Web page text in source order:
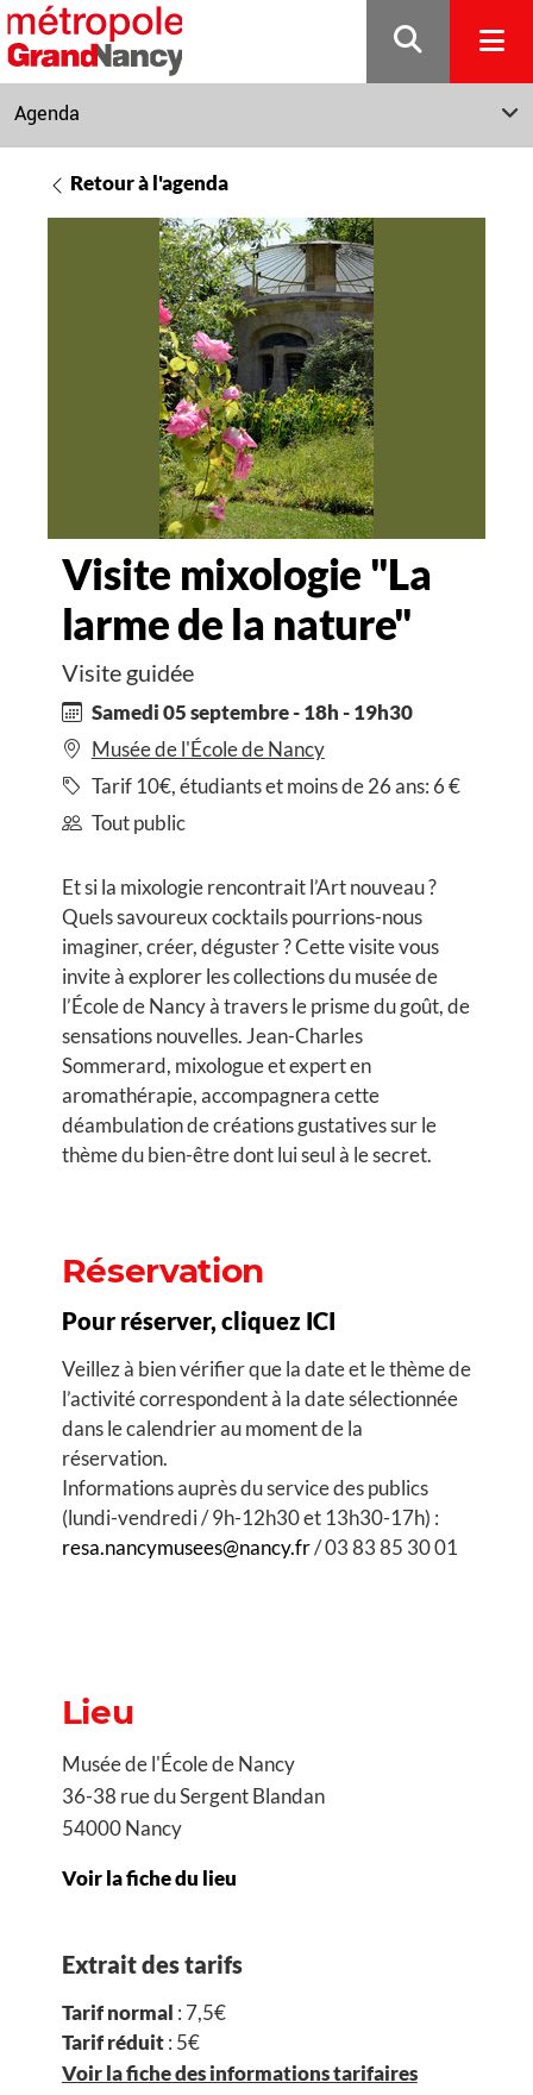
Gestion de vos préférences sur les cookies
Agenda
Retour à l'agenda
Visite mixologie "La
larme de la nature"
Visite guidée
Samedi 05 septembre - 18h - 19h30
Musée de l'École de Nancy
Tarif 10€, étudiants et moins de 26 ans: 6 €
Tout public
Et si la mixologie rencontrait l’Art nouveau ?
Quels savoureux cocktails pourrions-nous
imaginer, créer, déguster ? Cette visite vous
invite à explorer les collections du musée de
l’École de Nancy à travers le prisme du goût, de
sensations nouvelles. Jean-Charles
Sommerard, mixologue et expert en
aromathérapie, accompagnera cette
déambulation de créations gustatives sur le
thème du bien-être dont lui seul à le secret.
Réservation
Pour réserver, cliquez ICI
Veillez à bien vérifier que la date et le thème de
l’activité correspondent à la date sélectionnée
dans le calendrier au moment de la
réservation.
Informations auprès du service des publics
(lundi-vendredi / 9h-12h30 et 13h30-17h) :
resa.nancymusees@nancy.fr/ 03 83 85 30 01
Lieu
Musée de l'École de Nancy
36-38 rue du Sergent Blandan
54000 Nancy
Voir la fiche du lieu
Extrait des tarifs
Tarif normal : 7,5€
Tarif réduit: 5€
Voir la fiche des informations tarifaires